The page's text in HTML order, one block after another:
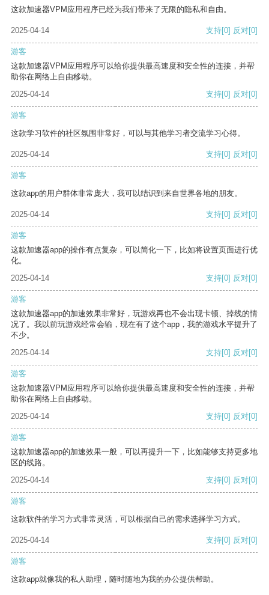
这款加速器VPM应用程序已经为我们带来了无限的隐私和自由。
2025-04-14 支持[0] 反对[0]
游客
这款加速器VPM应用程序可以给你提供最高速度和安全性的连接，并帮
助你在网络上自由移动。
2025-04-14
支持[0] 反对[0]
游客
这款学习软件的社区氛围非常好，可以与其他学习者交流学习心得。
2025-04-14 支持[0] 反对[0]
游客
这款app的用户群体非常庞大，我可以结识到来自世界各地的朋友。
2025-04-14 支持[0] 反对[0]
游客
这款加速器app的操作有点复杂，可以简化一下，比如将设置页面进行优
化。
2025-04-14
支持[0] 反对[0]
游客
这款加速器app的加速效果非常好，玩游戏再也不会出现卡顿、掉线的情
况了。我以前玩游戏经常会输，现在有了这个app，我的游戏水平提升了
不少。
2025-04-14
支持[0] 反对[0]
游客
这款加速器VPM应用程序可以给你提供最高速度和安全性的连接，并帮
助你在网络上自由移动。
2025-04-14
支持[0] 反对[0]
游客
这款加速器app的加速效果一般，可以再提升一下，比如能够支持更多地
区的线路。
2025-04-14
支持[0] 反对[0]
游客
这款软件的学习方式非常灵活，可以根据自己的需求选择学习方式。
2025-04-14 支持[0] 反对[0]
游客
这款app就像我的私人助理，随时随地为我的办公提供帮助。